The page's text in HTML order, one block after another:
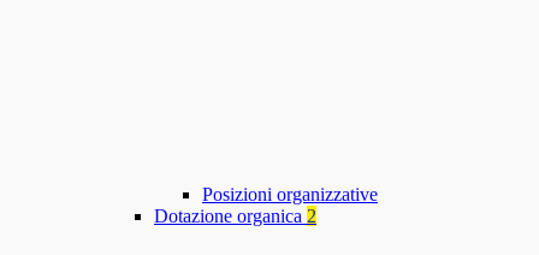
Posizioni organizzative
Dotazione organica 2